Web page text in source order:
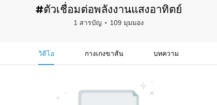
#ตัวเชื่อมต่อพลังงานแสงอาทิตย์
1 สารบัญ 109 มุมมอง
วิดีโอ กางเกงขาสั้น บทความ